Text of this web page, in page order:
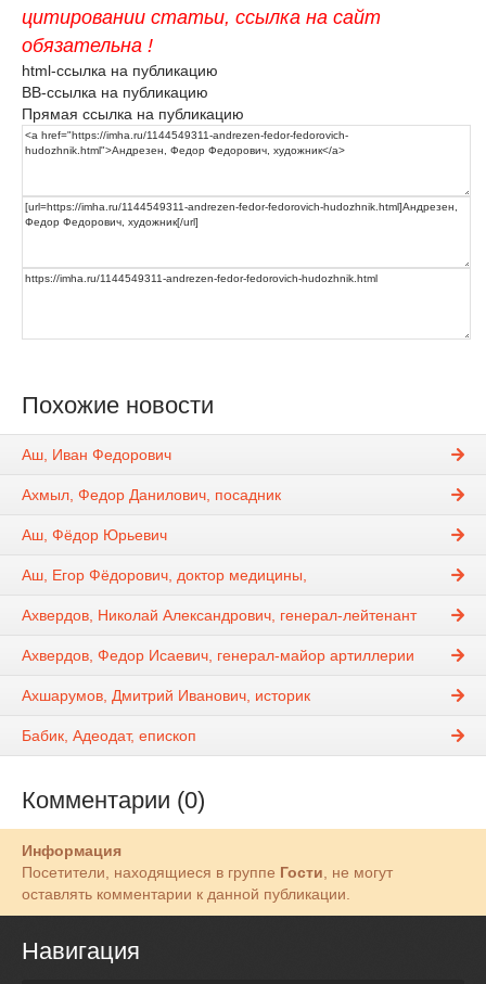
цитировании статьи, ссылка на сайт
обязательна !
html-ссылка на публикацию
BB-ссылка на публикацию
Прямая ссылка на публикацию
Похожие новости
Аш, Иван Федорович
Ахмыл, Федор Данилович, посадник
Аш, Фёдор Юрьевич
Аш, Егор Фёдорович, доктор медицины,
Ахвердов, Николай Александрович, генерал-лейтенант
Ахвердов, Федор Исаевич, генерал-майор артиллерии
Ахшарумов, Дмитрий Иванович, историк
Бабик, Адеодат, епископ
Комментарии (0)
Информация
Посетители, находящиеся в группе Гости , не могут
оставлять комментарии к данной публикации.
Навигация